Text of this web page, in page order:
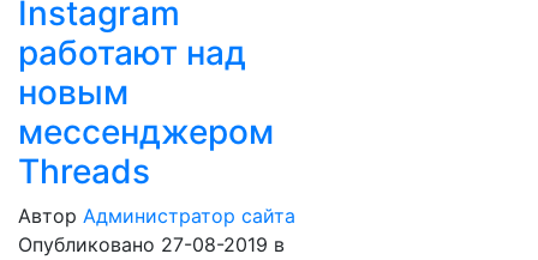
Instagram
работают над
новым
мессенджером
Threads
Автор Администратор сайта
Опубликовано 27-08-2019 в